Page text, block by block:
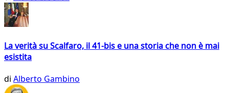
La verità su Scalfaro, il 41-bis e una storia che non è mai
esistita
di Alberto Gambino